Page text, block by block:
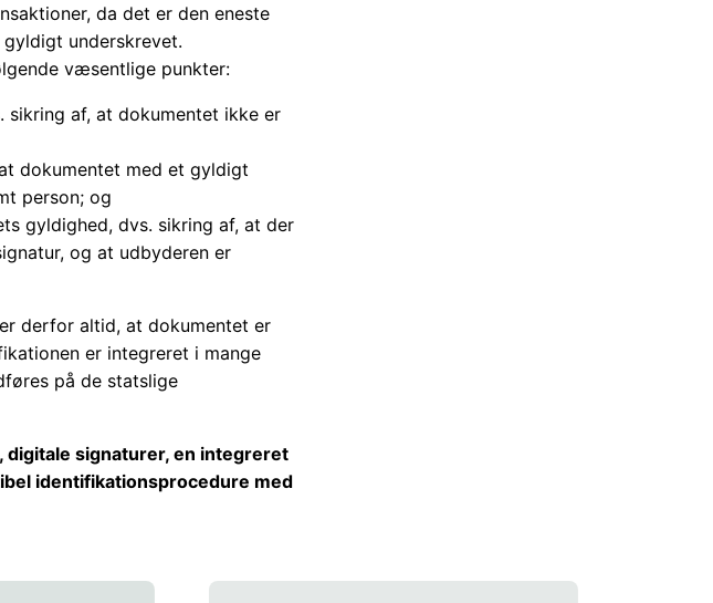
da det er den eneste
underskrevet.
væsentlige punkter:
af, at dokumentet ikke er
dokumentet med et gyldigt
person; og
gyldighed, dvs. sikring af, at der
og at udbyderen er
derfor altid, at dokumentet er
er integreret i mange
på de statslige
digitale signaturer, en integreret
identifikationsprocedure med